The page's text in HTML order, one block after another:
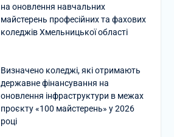
на оновлення навчальних
майстерень професійних та фахових
коледжів Хмельницької області
Визначено коледжі, які отримають
державне фінансування на
оновлення інфраструктури в межах
проєкту «100 майстерень» у 2026
році